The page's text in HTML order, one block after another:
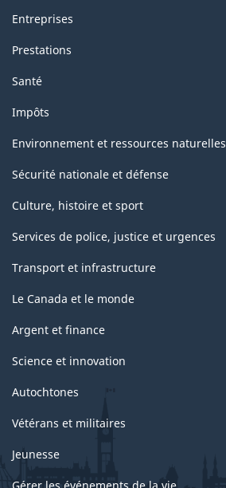
la
définition
1950
des
Nations
Unies)
-
la
classification
Entreprises
Prestations
Santé
Impôts
Environnement et ressources naturelles
Sécurité nationale et défense
Culture, histoire et sport
Services de police, justice et urgences
Transport et infrastructure
Le Canada et le monde
Argent et finance
Science et innovation
Autochtones
Vétérans et militaires
Jeunesse